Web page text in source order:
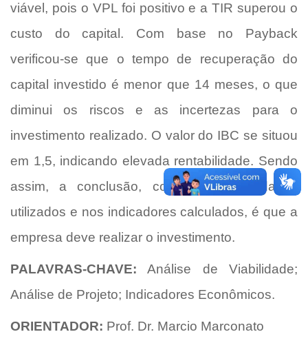
viável, pois o VPL foi positivo e a TIR superou o
custo do capital. Com base no Payback
verificou-se que o tempo de recuperação do
capital investido é menor que 14 meses, o que
diminui os riscos e as incertezas para o
investimento realizado. O valor do IBC se situou
em 1,5, indicando elevada rentabilidade. Sendo
assim, a conclusão, com base nos dados
utilizados e nos indicadores calculados, é que a
empresa deve realizar o investimento.
PALAVRAS-CHAVE: Análise de Viabilidade;
Análise de Projeto; Indicadores Econômicos.
ORIENTADOR: Prof. Dr. Marcio Marconato